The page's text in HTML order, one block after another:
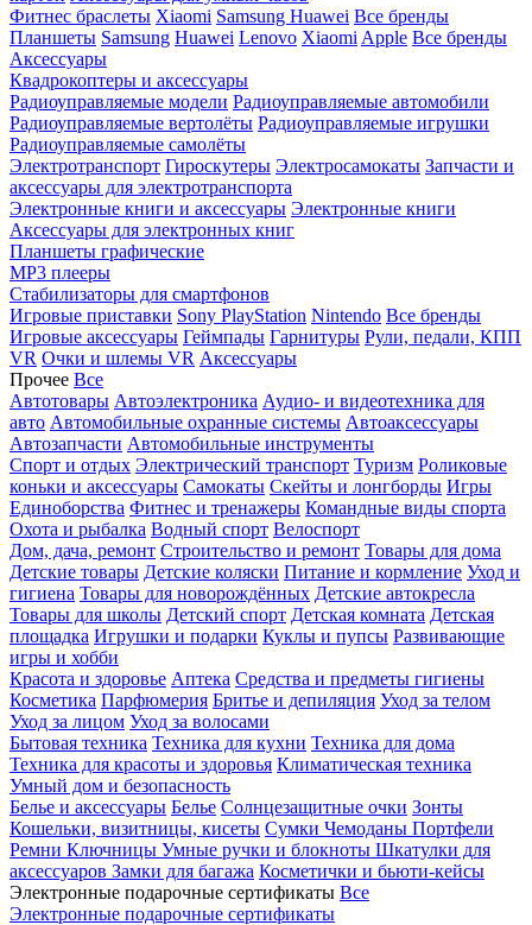
Фитнес браслеты Xiaomi Samsung Huawei Все бренды
Планшеты Samsung Huawei Lenovo Xiaomi Apple Все бренды
Аксессуары
Квадрокоптеры и аксессуары
Радиоуправляемые модели Радиоуправляемые автомобили
Радиоуправляемые вертолёты Радиоуправляемые игрушки
Радиоуправляемые самолёты
Электротранспорт Гироскутеры Электросамокаты Запчасти и
аксессуары для электротранспорта
Электронные книги и аксессуары Электронные книги
Аксессуары для электронных книг
Планшеты графические
MP3 плееры
Стабилизаторы для смартфонов
Игровые приставки Sony PlayStation Nintendo Все бренды
Игровые аксессуары Геймпады Гарнитуры Рули, педали, КПП
VR Очки и шлемы VR Аксессуары
Прочее Все
Автотовары Автоэлектроника Аудио- и видеотехника для
авто Автомобильные охранные системы Автоаксессуары
Автозапчасти Автомобильные инструменты
Спорт и отдых Электрический транспорт Туризм Роликовые
коньки и аксессуары Самокаты Скейты и лонгборды Игры
Единоборства Фитнес и тренажеры Командные виды спорта
Охота и рыбалка Водный спорт Велоспорт
Дом, дача, ремонт Строительство и ремонт Товары для дома
Детские товары Детские коляски Питание и кормление Уход и
гигиена Товары для новорождённых Детские автокресла
Товары для школы Детский спорт Детская комната Детская
площадка Игрушки и подарки Куклы и пупсы Развивающие
игры и хобби
Красота и здоровье Аптека Средства и предметы гигиены
Косметика Парфюмерия Бритье и депиляция Уход за телом
Уход за лицом Уход за волосами
Бытовая техника Техника для кухни Техника для дома
Техника для красоты и здоровья Климатическая техника
Умный дом и безопасность
Белье и аксессуары Белье Солнцезащитные очки Зонты
Кошельки, визитницы, кисеты Сумки Чемоданы Портфели
Ремни Ключницы Умные ручки и блокноты Шкатулки для
аксессуаров Замки для багажа Косметички и бьюти-кейсы
Электронные подарочные сертификаты Все
Электронные подарочные сертификаты